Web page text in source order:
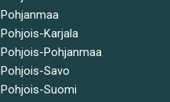
Pohjanmaa
Pohjois-Karjala
Pohjois-Pohjanmaa
Pohjois-Savo
Pohjois-Suomi